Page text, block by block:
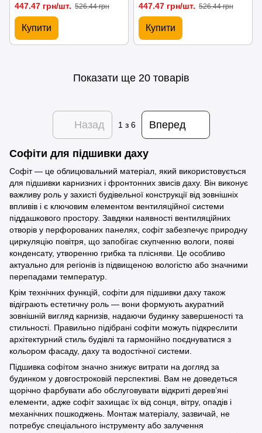
м. пог.)
447.47 грн/шт. 526.44 грн
Купити
447.47 грн/шт. 526.44 грн
Купити
Показати ще 20 товарів
Назад 1з 6 Вперед
Софіти для підшивки даху
Софіт — це облицювальний матеріал, який використовується
для підшивки карнизних і фронтонних звисів даху. Він виконує
важливу роль у захисті будівельної конструкції від зовнішніх
впливів і є ключовим елементом вентиляційної системи
піддашкового простору. Завдяки наявності вентиляційних
отворів у перфорованих панелях, софіт забезпечує природну
циркуляцію повітря, що запобігає скупченню вологи, появі
конденсату, утворенню грибка та плісняви. Це особливо
актуально для регіонів із підвищеною вологістю або значними
перепадами температур.
Крім технічних функцій, софіти для підшивки даху також
відіграють естетичну роль — вони формують акуратний
зовнішній вигляд карнизів, надаючи будинку завершеності та
стильності. Правильно підібрані софіти можуть підкреслити
архітектурний стиль будівлі та гармонійно поєднуватися з
кольором фасаду, даху та водостічної системи.
Підшивка софітом значно знижує витрати на догляд за
будинком у довгостроковій перспективі. Вам не доведеться
щорічно фарбувати або обслуговувати відкриті дерев’яні
елементи, адже софіт захищає їх від сонця, вітру, опадів і
механічних пошкоджень. Монтаж матеріалу, зазвичай, не
потребує спеціального інструменту або залучення